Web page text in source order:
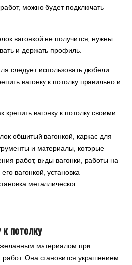
можно будет подключать
вагонкой не получится, нужны
и держать профиль.
следует использовать дюбели.
вагонку к потолку правильно и
крепить вагонку к потолку своими
обшитый вагонкой, каркас для
и материалы, которые
работ, виды вагонки, работы на
вагонкой, установка
металлическог
к потолку
материалом при
Она становится украшением